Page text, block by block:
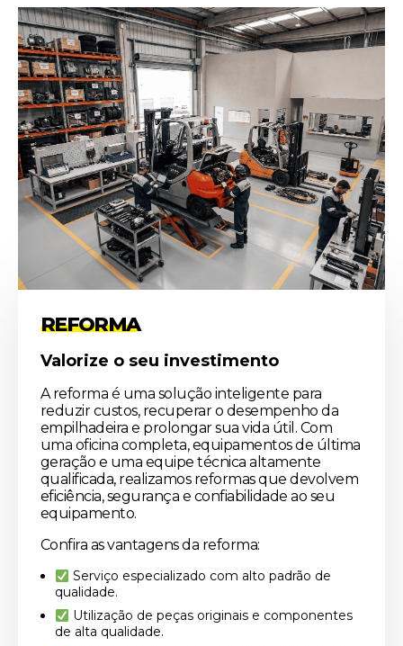
REFORMA
Valorize o seu investimento
A reforma é uma solução inteligente para
reduzir custos, recuperar o desempenho da
empilhadeira e prolongar sua vida útil. Com
uma oficina completa, equipamentos de última
geração e uma equipe técnica altamente
qualificada, realizamos reformas que devolvem
eficiência, segurança e confiabilidade ao seu
equipamento.
Confira as vantagens da reforma:
Serviço especializado com alto padrão de
qualidade.
Utilização de peças originais e componentes
de alta qualidade.